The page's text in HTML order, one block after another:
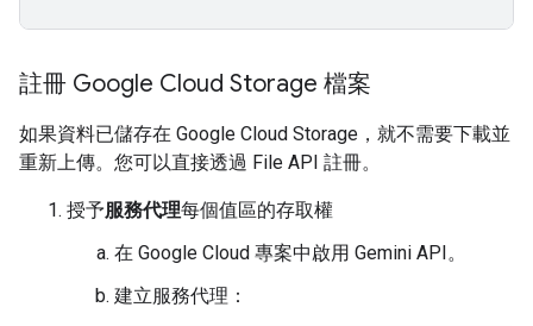
註冊 Google Cloud Storage 檔案
如果資料已儲存在 Google Cloud Storage，就不需要下載並
重新上傳。您可以直接透過 File API 註冊。
授予服務代理每個值區的存取權
在 Google Cloud 專案中啟用 Gemini API。
建立服務代理：